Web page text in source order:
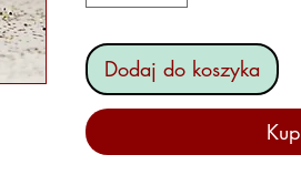
Dodaj do koszyka
Kup